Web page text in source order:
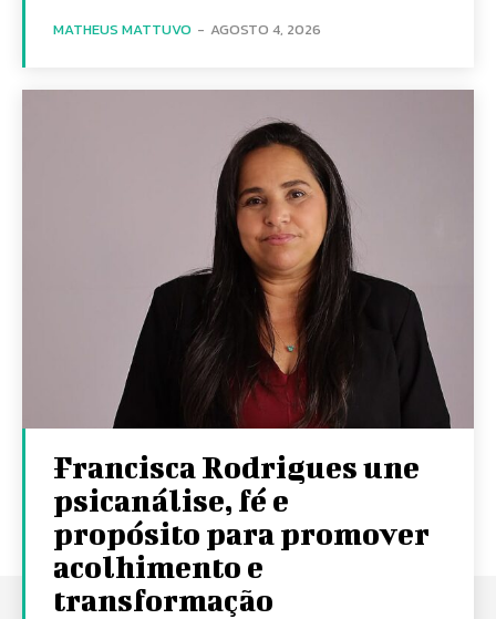
MATHEUS MATTUVO - AGOSTO 4, 2026
Francisca Rodrigues une
psicanálise, fé e
propósito para promover
acolhimento e
transformação